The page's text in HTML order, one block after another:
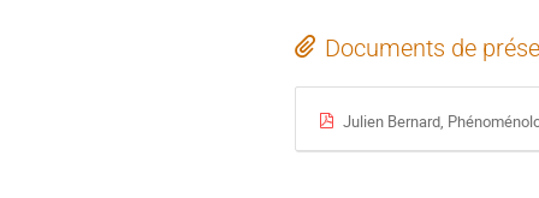
Documents de
Julien Bernard,